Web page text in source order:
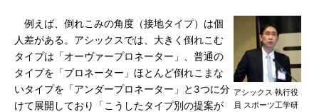
アシックス 執行役
員 スポーツ工学研
例えば、倒れこみの角度（接地タイプ）は個
人差がある。アシックスでは、大きく倒れこむ
タイプは「オーヴァープロネーター」、普通の
タイプを「プロネーター」ほとんど倒れこまな
いタイプを「アンダープロネーター」と3つに分
けて展開しており「こうしたタイプ別の提案が